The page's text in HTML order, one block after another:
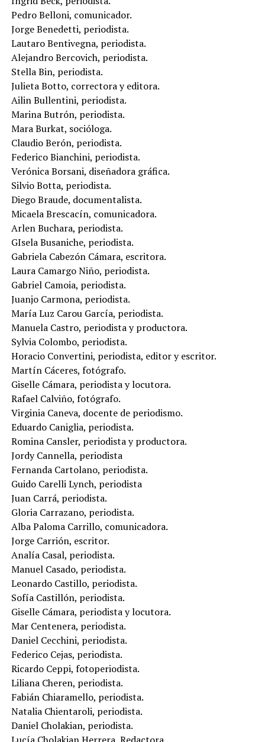
Pedro Belloni, comunicador.
Jorge Benedetti, periodista.
Lautaro Bentivegna, periodista.
Alejandro Bercovich, periodista.
Stella Bin, periodista.
Julieta Botto, correctora y editora.
Ailin Bullentini, periodista.
Marina Butrón, periodista.
Mara Burkat, socióloga.
Claudio Berón, periodista.
Federico Bianchini, periodista.
Verónica Borsani, diseñadora gráfica.
Silvio Botta, periodista.
Diego Braude, documentalista.
Micaela Brescacín, comunicadora.
Arlen Buchara, periodista.
GIsela Busaniche, periodista.
Gabriela Cabezón Cámara, escritora.
Laura Camargo Niño, periodista.
Gabriel Camoia, periodista.
Juanjo Carmona, periodista.
María Luz Carou García, periodista.
Manuela Castro, periodista y productora.
Sylvia Colombo, periodista.
Horacio Convertini, periodista, editor y escritor.
Martín Cáceres, fotógrafo.
Giselle Cámara, periodista y locutora.
Rafael Calviño, fotógrafo.
Virginia Caneva, docente de periodismo.
Eduardo Caniglia, periodista.
Romina Cansler, periodista y productora.
Jordy Cannella, periodista
Fernanda Cartolano, periodista.
Guido Carelli Lynch, periodista
Juan Carrá, periodista.
Gloria Carrazano, periodista.
Alba Paloma Carrillo, comunicadora.
Jorge Carrión, escritor.
Analía Casal, periodista.
Manuel Casado, periodista.
Leonardo Castillo, periodista.
Sofía Castillón, periodista.
Giselle Cámara, periodista y locutora.
Mar Centenera, periodista.
Daniel Cecchini, periodista.
Federico Cejas, periodista.
Ricardo Ceppi, fotoperiodista.
Liliana Cheren, periodista.
Fabián Chiaramello, periodista.
Natalia Chientaroli, periodista.
Daniel Cholakian, periodista.